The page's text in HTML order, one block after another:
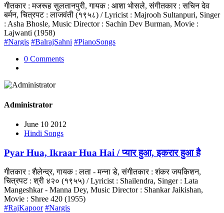
गीतकार : मजरूह सुलतानपुरी, गायक : आशा भोसले, संगीतकार : सचिन देव
बर्मन, चित्रपट : लाजवंती (१९५८) / Lyricist : Majrooh Sultanpuri, Singer
: Asha Bhosle, Music Director : Sachin Dev Burman, Movie :
Lajwanti (1958)
#Nargis #BalrajSahni #PianoSongs
0 Comments
Administrator
June 10 2012
Hindi Songs
Pyar Hua, Ikraar Hua Hai / प्यार हुआ, इकरार हुआ है
गीतकार : शैलेन्द्र, गायक : लता - मन्ना डे, संगीतकार : शंकर जयकिशन,
चित्रपट : श्री ४२० (१९५५) / Lyricist : Shailendra, Singer : Lata
Mangeshkar - Manna Dey, Music Director : Shankar Jaikishan,
Movie : Shree 420 (1955)
#RajKapoor #Nargis